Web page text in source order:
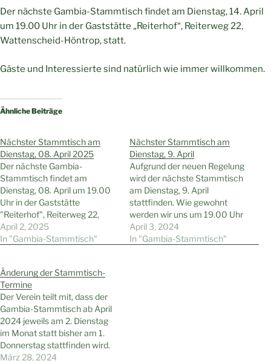
Der nächste Gambia-Stammtisch findet am Dienstag, 14. April
um 19.00 Uhr in der Gaststätte „Reiterhof“, Reiterweg 22,
Wattenscheid-Höntrop, statt.
Gäste und Interessierte sind natürlich wie immer willkommen.
Ähnliche Beiträge
Nächster Stammtisch am
Dienstag, 08. April 2025
Der nächste Gambia-
Stammtisch findet am
Dienstag, 08. April um 19.00
Uhr in der Gaststätte
"Reiterhof", Reiterweg 22,
Wattenscheid-Höntrop, statt.
Gäste und Interessierte sind
April 2, 2025
In "Gambia-Stammtisch"
Nächster Stammtisch am
Dienstag, 9. April
Aufgrund der neuen Regelung
wird der nächste Stammtisch
am Dienstag, 9. April
stattfinden. Wie gewohnt
werden wir uns um 19.00 Uhr
in der Gaststätte „Reiterhof“,
Reiterweg 22 in Höntrop.
April 3, 2024
In "Gambia-Stammtisch"
Änderung der Stammtisch-
Termine
Der Verein teilt mit, dass der
Gambia-Stammtisch ab April
2024 jeweils am 2. Dienstag
im Monat statt bisher am 1.
Donnerstag stattfinden wird.
Wie gewohnt werden wir uns
März 28, 2024